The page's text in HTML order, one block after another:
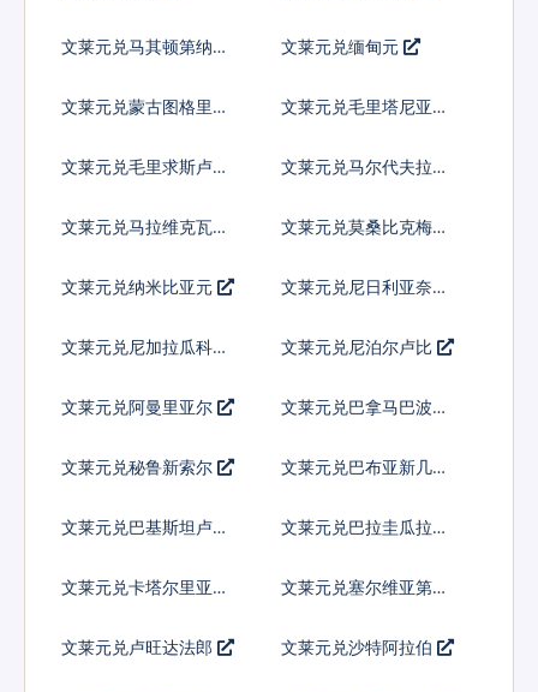
文莱元兑马其顿第纳尔 文莱元兑缅甸元
文莱元兑蒙古图格里克
文莱元兑毛里塔尼亚乌
文莱元兑毛里求斯卢比
文莱元兑马尔代夫拉菲
文莱元兑马拉维克瓦查
文莱元兑莫桑比克梅蒂
文莱元兑纳米比亚元 文莱元兑尼日利亚奈拉
文莱元兑尼加拉瓜科多
文莱元兑尼泊尔卢比
文莱元兑阿曼里亚尔 文莱元兑巴拿马巴波亚
文莱元兑秘鲁新索尔
文莱元兑巴布亚新几内
文莱元兑巴基斯坦卢比 文莱元兑巴拉圭瓜拉尼
文莱元兑卡塔尔里亚尔
文莱元兑塞尔维亚第纳
文莱元兑卢旺达法郎 文莱元兑沙特阿拉伯